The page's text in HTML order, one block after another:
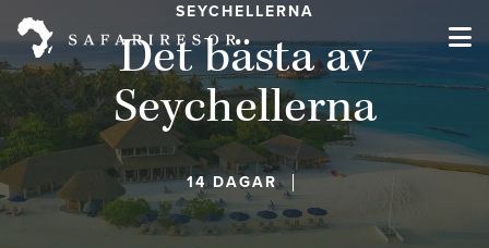
SEYCHELLERNA
Det bästa av
Seychellerna
14 DAGAR